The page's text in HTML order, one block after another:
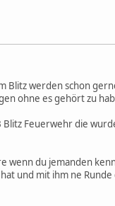
Blitz werden schon
ohne es gehört zu
Feuerwehr die
wenn du jemanden
und mit ihm ne